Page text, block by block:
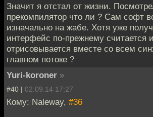
Значит я отстал от жизни.
прекомпилятор что ли ? Сам софт
изначально на жабе. Хотя уже
интерфейс по-прежнему считается и
отрисовывается вместе со всем
главном потоке ?
Yuri-koroner »
#40 | 02.09.14 17:27
Кому: Naleway, #36